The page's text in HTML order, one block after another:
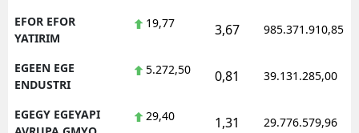
EFOR EFOR
YATIRIM
19,77 3,67 985.371.910,85
EGEEN EGE
ENDUSTRI
5.272,50 0,81 39.131.285,00
EGEGY EGEYAPI
29,40 1,31 29.776.579,96